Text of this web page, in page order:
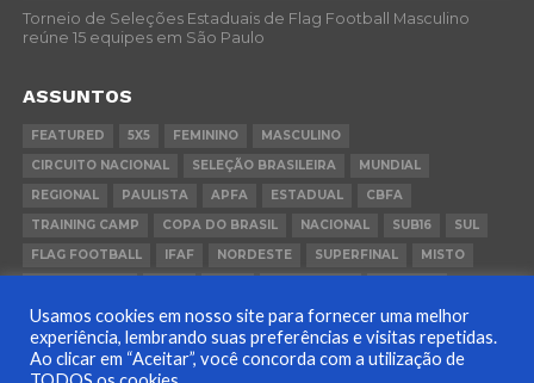
Torneio de Seleções Estaduais de Flag Football Masculino
reúne 15 equipes em São Paulo
ASSUNTOS
FEATURED 5X5 FEMININO
MASCULINO
CIRCUITO NACIONAL
SELEÇÃO BRASILEIRA
MUNDIAL
REGIONAL
PAULISTA APFA ESTADUAL
CBFA
TRAINING CAMP
COPA DO BRASIL NACIONAL SUB16
SUL
FLAG FOOTBALL
IFAF NORDESTE SUPERFINAL
MISTO
COPA BRASIL
PANAMÁ RIO GRANDE DO SUL
Usamos cookies em nosso site para fornecer uma melhor
experiência, lembrando suas preferências e visitas repetidas.
Ao clicar em “Aceitar”, você concorda com a utilização de